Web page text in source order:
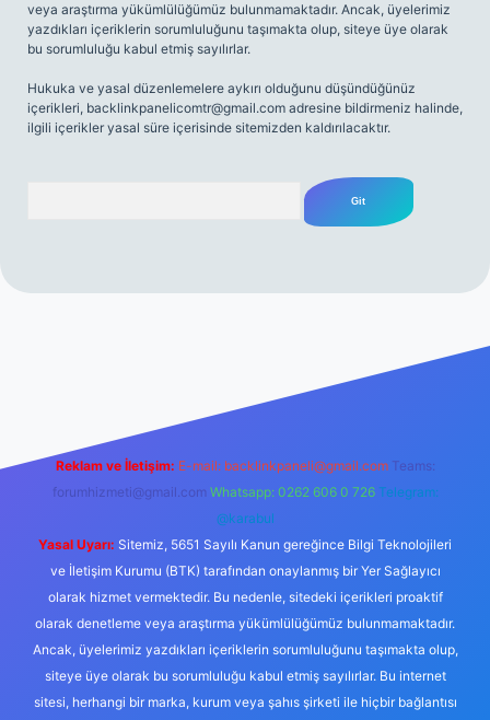
veya araştırma yükümlülüğümüz bulunmamaktadır. Ancak, üyelerimiz
yazdıkları içeriklerin sorumluluğunu taşımakta olup, siteye üye olarak
bu sorumluluğu kabul etmiş sayılırlar.
Hukuka ve yasal düzenlemelere aykırı olduğunu düşündüğünüz
içerikleri, backlinkpanelicomtr@gmail.com adresine bildirmeniz halinde,
ilgili içerikler yasal süre içerisinde sitemizden kaldırılacaktır.
Reklam ve İletişim: E-mail: backlinkpaneli@gmail.com Teams:
forumhizmeti@gmail.com Whatsapp: 0262 606 0 726 Telegram:
@karabul
Yasal Uyarı: Sitemiz, 5651 Sayılı Kanun gereğince Bilgi Teknolojileri
ve İletişim Kurumu (BTK) tarafından onaylanmış bir Yer Sağlayıcı
olarak hizmet vermektedir. Bu nedenle, sitedeki içerikleri proaktif
olarak denetleme veya araştırma yükümlülüğümüz bulunmamaktadır.
Ancak, üyelerimiz yazdıkları içeriklerin sorumluluğunu taşımakta olup,
siteye üye olarak bu sorumluluğu kabul etmiş sayılırlar. Bu internet
sitesi, herhangi bir marka, kurum veya şahıs şirketi ile hiçbir bağlantısı